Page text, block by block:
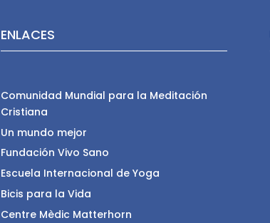
ENLACES
Comunidad Mundial para la Meditación
Cristiana
Un mundo mejor
Fundación Vivo Sano
Escuela Internacional de Yoga
Bicis para la Vida
Centre Mèdic Matterhorn